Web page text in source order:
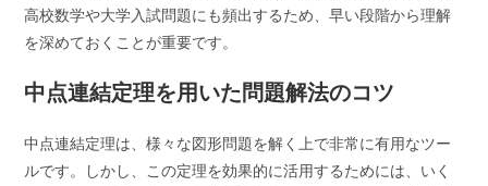
高校数学や大学入試問題にも頻出するため、早い段階から理解
を深めておくことが重要です。
中点連結定理を用いた問題解法のコツ
中点連結定理は、様々な図形問題を解く上で非常に有用なツー
ルです。しかし、この定理を効果的に活用するためには、いく